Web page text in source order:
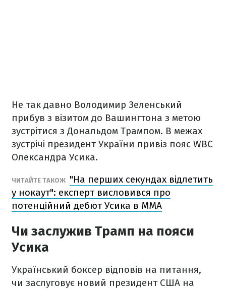
Не так давно Володимир Зеленський
прибув з візитом до Вашингтона з метою
зустрітися з Дональдом Трампом. В межах
зустрічі президент України привіз пояс WBC
Олександра Усика.
ЧИТАЙТЕ ТАКОЖ "На перших секундах відлетить
у нокаут": експерт висловився про
потенційний дебют Усика в MMA
Чи заслужив Трамп на пояси
Усика
Український боксер відповів на питання,
чи заслуговує новий президент США на